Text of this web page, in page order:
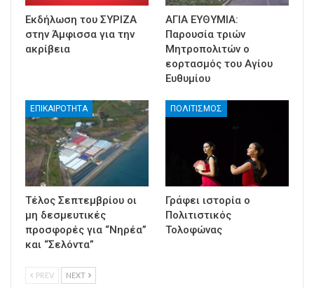
Εκδήλωση του ΣΥΡΙΖΑ
στην Άμφισσα για την
ακρίβεια
ΑΓΙΑ ΕΥΘΥΜΙΑ:
Παρουσία τριών
Μητροπολιτών ο
εορτασμός του Αγίου
Ευθυμίου
ΕΠΙΚΑΙΡΟΤΗΤΑ
Τέλος Σεπτεμβρίου οι
μη δεσμευτικές
προσφορές για “Νηρέα”
και “Σελόντα”
ΠΟΛΙΤΙΣΜΟΣ
Γράφει ιστορία ο
Πολιτιστικός
Τολοφώνας
PREV NEXT